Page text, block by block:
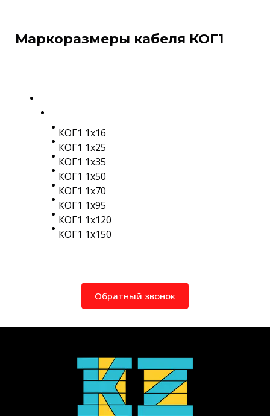
Маркоразмеры кабеля КОГ1
КОГ1 1х16
КОГ1 1х25
КОГ1 1х35
КОГ1 1х50
КОГ1 1х70
КОГ1 1х95
КОГ1 1х120
КОГ1 1х150
Обратный звонок